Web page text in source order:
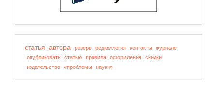
статья автора резерв редколлегия контакты
журнале
опубликовать
статью правила оформления
скидки
издательство
«проблемы науки»